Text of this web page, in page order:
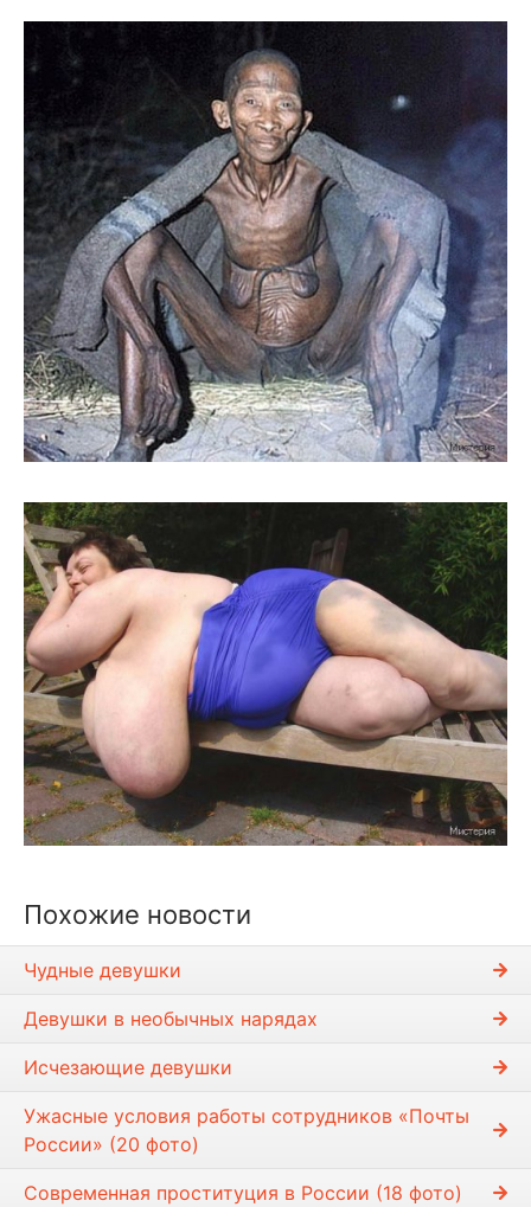
Похожие новости
Чудные девушки
Девушки в необычных нарядах
Исчезающие девушки
Ужасные условия работы сотрудников «Почты
России» (20 фото)
Современная проституция в России (18 фото)